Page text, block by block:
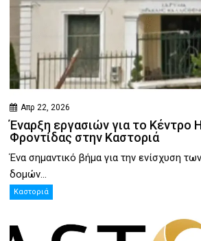
Απρ 22, 2026
Έναρξη εργασιών για το Κέντρο
Φροντίδας στην Καστοριά
Ένα σημαντικό βήμα για την ενίσχυση
δομών...
Καστοριά